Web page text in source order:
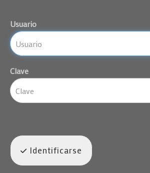
Usuario
Clave
Identificarse